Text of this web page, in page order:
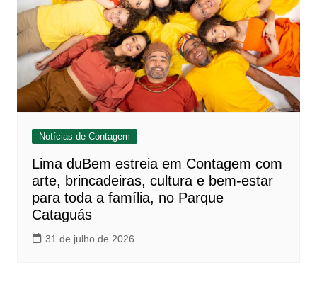
Notícias de Contagem
Lima duBem estreia em Contagem com
arte, brincadeiras, cultura e bem-estar
para toda a família, no Parque
Cataguás
31 de julho de 2026